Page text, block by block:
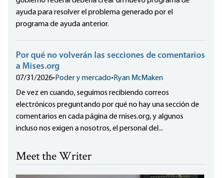
ayuda para resolver el problema generado por el
programa de ayuda anterior.
Por qué no volverán las secciones de comentarios
a Mises.org
07/31/2026• Poder y mercado• Ryan McMaken
De vez en cuando, seguimos recibiendo correos
electrónicos preguntando por qué no hay una sección de
comentarios en cada página de mises.org, y algunos
incluso nos exigen a nosotros, el personal del...
Meet the Writer